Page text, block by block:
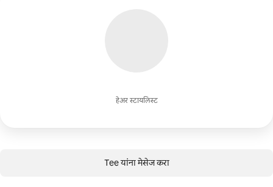
हेअर स्टायलिस्ट
Tee यांना मेसेज करा